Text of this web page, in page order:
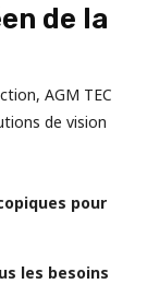
de la
AGM TEC
de vision
pour
les besoins